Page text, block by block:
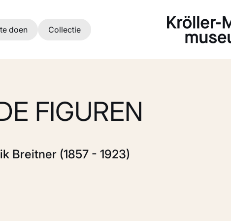
doen Collectie
FIGUREN
Breitner (1857 - 1923)